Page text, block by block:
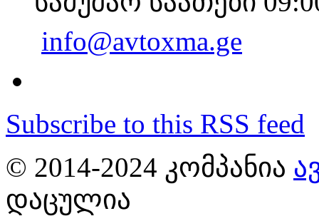
info@avtoxma.ge
Subscribe to this RSS feed
© 2014-2024 ᲙᲝᲛᲞᲐᲜᲘᲐ
ᲓᲐᲪᲣᲚᲘᲐ